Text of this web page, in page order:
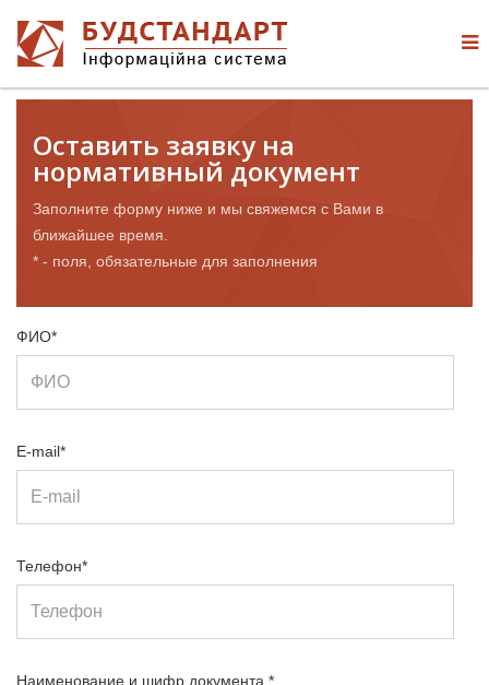
Оставить заявку на
нормативный документ
Заполните форму ниже и мы свяжемся с Вами в
ближайшее время.
* - поля, обязательные для заполнения
ФИО*
E-mail*
Телефон*
Наименование и шифр документа *